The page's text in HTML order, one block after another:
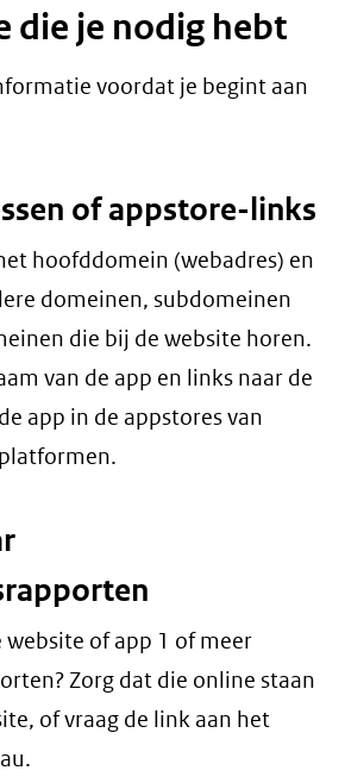
die je nodig hebt
voordat je begint aan
of appstore-links
hoofddomein (webadres) en
domeinen, subdomeinen
die bij de website horen.
van de app en links naar de
app in de appstores van
website of app 1 of meer
Zorg dat die online staan
of vraag de link aan het